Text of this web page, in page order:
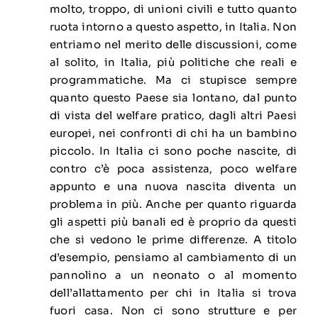
molto, troppo, di unioni civili e tutto quanto
ruota intorno a questo aspetto, in Italia. Non
entriamo nel merito delle discussioni, come
al solito, in Italia, più politiche che reali e
programmatiche. Ma ci stupisce sempre
quanto questo Paese sia lontano, dal punto
di vista del welfare pratico, dagli altri Paesi
europei, nei confronti di chi ha un bambino
piccolo. In Italia ci sono poche nascite, di
contro c’è poca assistenza, poco welfare
appunto e una nuova nascita diventa un
problema in più. Anche per quanto riguarda
gli aspetti più banali ed è proprio da questi
che si vedono le prime differenze. A titolo
d’esempio, pensiamo al cambiamento di un
pannolino a un neonato o al momento
dell’allattamento per chi in Italia si trova
fuori casa. Non ci sono strutture e per